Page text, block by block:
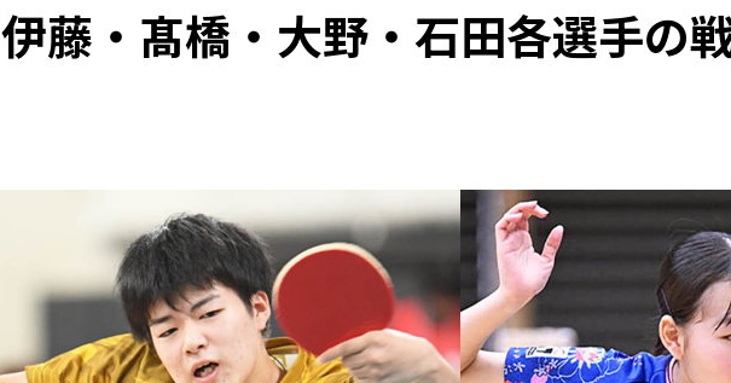
伊藤・髙橋・大野・石田各選手の